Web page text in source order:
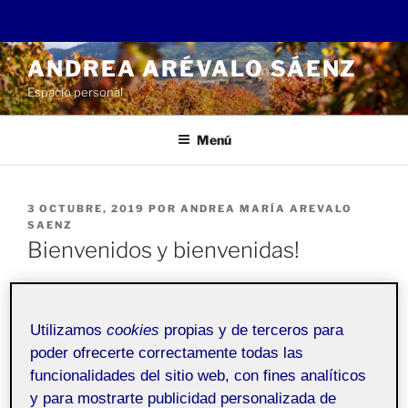
Saltar
al
contenido
ANDREA ARÉVALO SÁENZ
Espacio personal
Menú
PUBLICADO
EL
3 OCTUBRE, 2019 POR ANDREA MARÍA AREVALO
SAENZ
Bienvenidos y bienvenidas!
Bienvenidos a mi Foliopersonal. Esta entrada se ha
generado automáticamente, y sirve para explicar la
Utilizamoscookies propias y de terceros para
poder ofrecerte correctamente todas las
funcionalidades del sitio web, con fines analíticos
y para mostrarte publicidad personalizada de